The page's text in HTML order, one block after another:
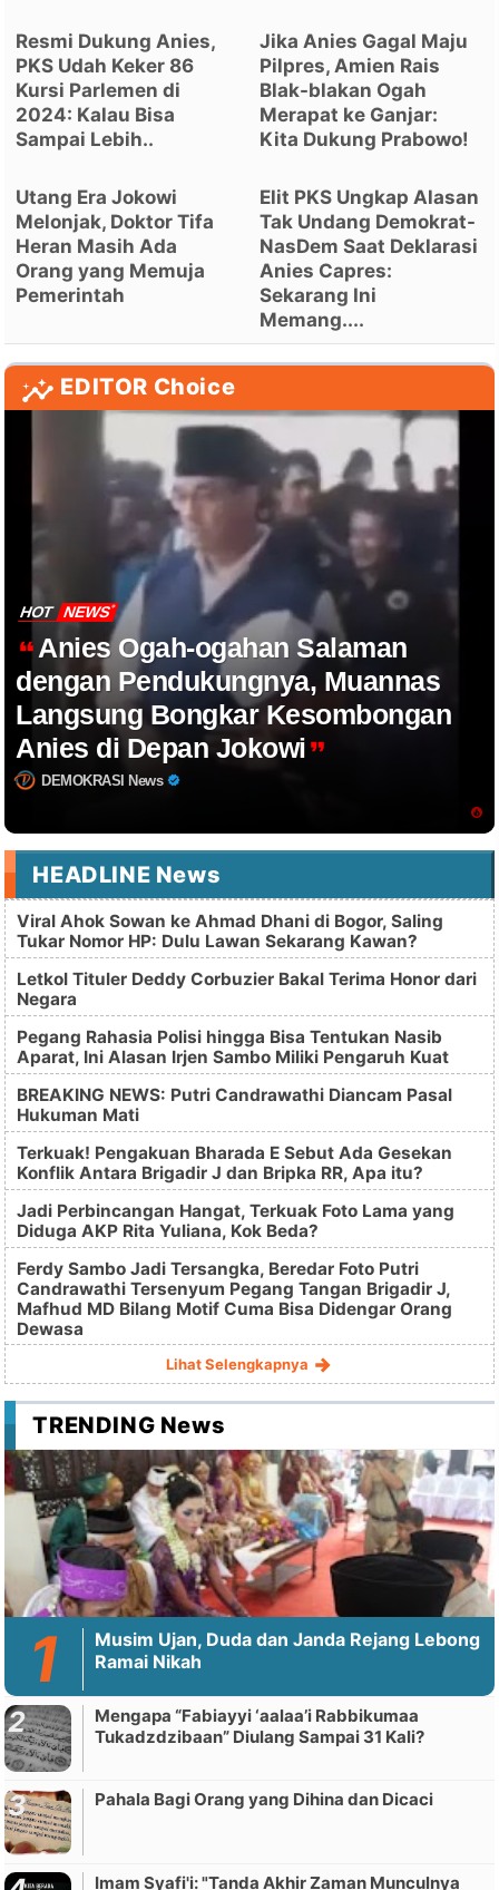
Resmi Dukung Anies,
PKS Udah Keker 86
Kursi Parlemen di
2024: Kalau Bisa
Sampai Lebih..
Jika Anies Gagal Maju
Pilpres, Amien Rais
Blak-blakan Ogah
Merapat ke Ganjar:
Kita Dukung Prabowo!
Utang Era Jokowi
Melonjak, Doktor Tifa
Heran Masih Ada
Orang yang Memuja
Pemerintah
Elit PKS Ungkap Alasan
Tak Undang Demokrat-
NasDem Saat Deklarasi
Anies Capres:
Sekarang Ini
Memang....
EDITOR Choice
HOT NEWS
Anies Ogah-ogahan Salaman
dengan Pendukungnya, Muannas
Langsung Bongkar Kesombongan
Anies di Depan Jokowi
DEMOKRASI News
HEADLINE News
Viral Ahok Sowan ke Ahmad Dhani di Bogor, Saling
Tukar Nomor HP: Dulu Lawan Sekarang Kawan?
Letkol Tituler Deddy Corbuzier Bakal Terima Honor dari
Negara
Pegang Rahasia Polisi hingga Bisa Tentukan Nasib
Aparat, Ini Alasan Irjen Sambo Miliki Pengaruh Kuat
BREAKING NEWS: Putri Candrawathi Diancam Pasal
Hukuman Mati
Terkuak! Pengakuan Bharada E Sebut Ada Gesekan
Konflik Antara Brigadir J dan Bripka RR, Apa itu?
Jadi Perbincangan Hangat, Terkuak Foto Lama yang
Diduga AKP Rita Yuliana, Kok Beda?
Ferdy Sambo Jadi Tersangka, Beredar Foto Putri
Candrawathi Tersenyum Pegang Tangan Brigadir J,
Mafhud MD Bilang Motif Cuma Bisa Didengar Orang
Dewasa
Lihat Selengkapnya
TRENDING News
Musim Ujan, Duda dan Janda Rejang Lebong
Ramai Nikah
Mengapa “Fabiayyi ‘aalaa’i Rabbikumaa
Tukadzdzibaan” Diulang Sampai 31 Kali?
Pahala Bagi Orang yang Dihina dan Dicaci
Imam Syafi'i: "Tanda Akhir Zaman Munculnya